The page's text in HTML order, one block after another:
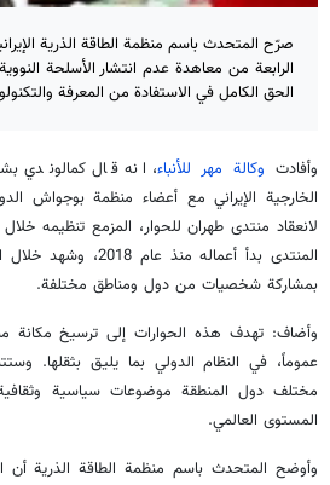
صرّح المتحدث باسم منظمة الطاقة الذرية
الحق الكامل في الاستفادة من المعرفة
وأفادت وكالة مهر للأنباء، انه قال كمالوندي
الخارجية الإيراني مع أعضاء منظمة بوجواش
لانعقاد منتدى طهران للحوار، المزمع تنظيمه
المنتدى بدأ أعماله
بمشاركة شخصيات من دول ومناطق مختلفة.
وأضاف: تهدف هذه الحوارات إلى ترسيخ مكانة
عموماً، في النظام الدولي بما يليق بثقلها.
مختلف دول المنطقة موضوعات سياسية
المستوى العالمي.